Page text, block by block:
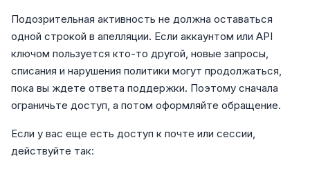
Подозрительная активность не должна оставаться
одной строкой в апелляции. Если аккаунтом или API
ключом пользуется кто-то другой, новые запросы,
списания и нарушения политики могут продолжаться,
пока вы ждете ответа поддержки. Поэтому сначала
ограничьте доступ, а потом оформляйте обращение.
Если у вас еще есть доступ к почте или сессии,
действуйте так: